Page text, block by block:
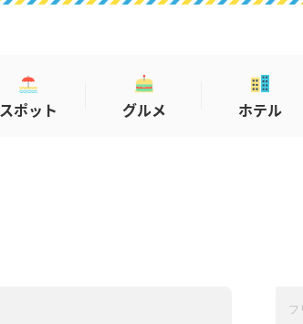
スポット グルメ ホテル